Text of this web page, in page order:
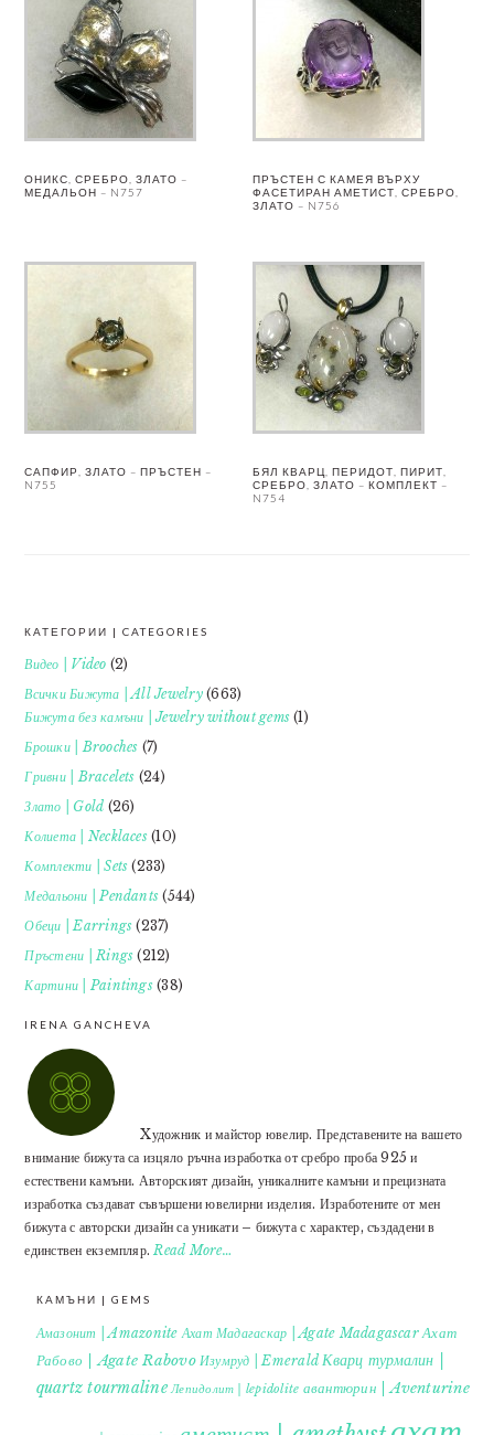
ОНИКС, СРЕБРО, ЗЛАТО –
МЕДАЛЬОН – N757
ПРЪСТЕН С КАМЕЯ ВЪРХУ
ФАСЕТИРАН АМЕТИСТ, СРЕБРО,
ЗЛАТО – N756
САПФИР, ЗЛАТО – ПРЪСТЕН –
N755
БЯЛ КВАРЦ, ПЕРИДОТ, ПИРИТ,
СРЕБРО, ЗЛАТО – КОМПЛЕКТ –
N754
FOOTER
КАТЕГОРИИ | CATEGORIES
Видео | Video (2)
Всички Бижута | All Jewelry(663)
Бижута без камъни | Jewelry without gems (1)
Брошки | Brooches (7)
Гривни | Bracelets (24)
Злато | Gold (26)
Колиета | Necklaces(10)
Комплекти | Sets (233)
Медальони | Pendants (544)
Обеци | Earrings (237)
Пръстени | Rings (212)
Картини | Paintings(38)
IRENA GANCHEVA
Xудожник и майстор ювелир. Представените на вашето
внимание бижута са изцяло ръчна изработка от сребро проба 925 и
естествени камъни. Авторският дизайн, уникалните камъни и прецизната
изработка създават съвършени ювелирни изделия. Изработените от мен
бижута с авторски дизайн са уникати – бижута с характер, създадени в
единствен екземпляр.Read More…
КАМЪНИ | GEMS
Амазонит | Amazonite Ахат Мадагаскар | Agate Madagascar Ахат
Рабово | Agate Rabovo Изумруд | Emerald Кварц турмалин |
quartz tourmaline Лепидолит | lepidolite авантюрин | Aventurine